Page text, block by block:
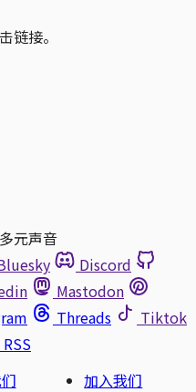
链接。
元声音
Discord
Mastodon
Threads
Tiktok
RSS
加入我们